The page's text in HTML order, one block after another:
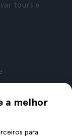
a melhor
para
tours e